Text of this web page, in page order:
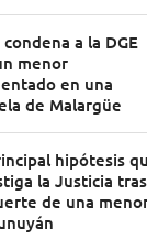
a la DGE
menor
en una
de Malargüe
hipótesis
la Justicia tras
de una